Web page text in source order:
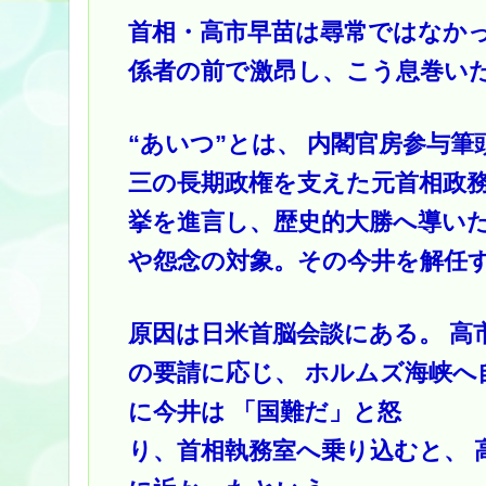
首相・高市早苗は尋常ではなか
係者の前で激昂し、こう息巻い
“あいつ”とは、 内閣官房参与
三の長期政権を支えた元首相政
挙を進言し、歴史的大勝へ導い
や怨念の対象。その今井を解任
原因は日米首脳会談にある。
の要請に応じ、 ホルムズ海峡
に今井は 「国難だ」と怒
り、首相執務室へ乗り込むと、